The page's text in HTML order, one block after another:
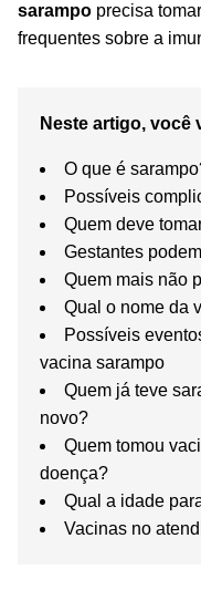
sarampo precisa
frequentes sobre a
Neste artigo, você
O que é
Possíveis
Quem deve
Gestantes
Quem mais não
Qual o nome da
Possíveis
vacina sarampo
Quem já teve
novo?
Quem tomou
doença?
Qual a idade
Vacinas no